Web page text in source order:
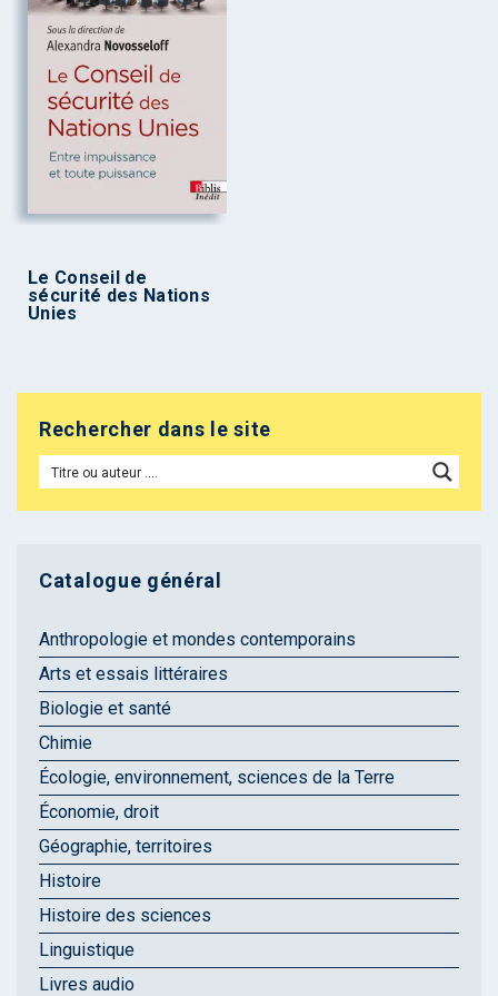
Le Conseil de
sécurité des Nations
Unies
Rechercher dans le site
Catalogue général
Anthropologie et mondes contemporains
Arts et essais littéraires
Biologie et santé
Chimie
Écologie, environnement, sciences de la Terre
Économie, droit
Géographie, territoires
Histoire
Histoire des sciences
Linguistique
Livres audio